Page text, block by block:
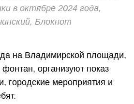
в октябре 2024 года,
Блокнот
на Владимирской площади,
фонтан, организуют показ
городские мероприятия и